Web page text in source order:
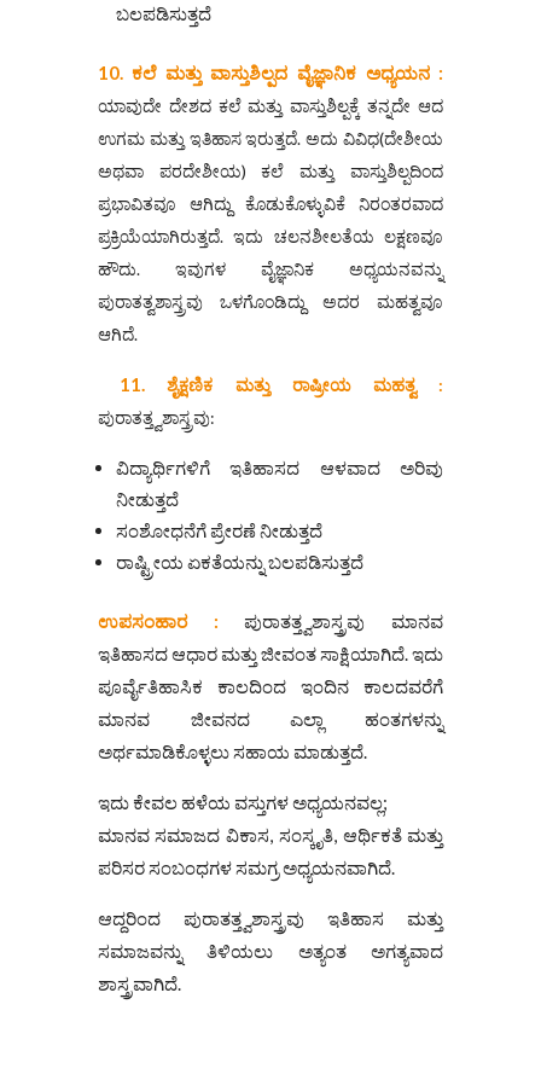
ಬಲಪಡಿಸುತ್ತದೆ
10. ಕಲೆ ಮತ್ತು ವಾಸ್ತುಶಿಲ್ಪದ ವೈಜ್ಞಾನಿಕ ಅಧ್ಯಯನ :
ಯಾವುದೇ ದೇಶದ ಕಲೆ ಮತ್ತು ವಾಸ್ತುಶಿಲ್ಪಕ್ಕೆ ತನ್ನದೇ ಆದ
ಉಗಮ ಮತ್ತು ಇತಿಹಾಸ ಇರುತ್ತದೆ. ಅದು ವಿವಿಧ(ದೇಶೀಯ
ಅಥವಾ ಪರದೇಶೀಯ) ಕಲೆ ಮತ್ತು ವಾಸ್ತುಶಿಲ್ಪದಿಂದ
ಪ್ರಭಾವಿತವೂ ಆಗಿದ್ದು ಕೊಡುಕೊಳ್ಳುವಿಕೆ ನಿರಂತರವಾದ
ಪ್ರಕ್ರಿಯೆಯಾಗಿರುತ್ತದೆ. ಇದು ಚಲನಶೀಲತೆಯ ಲಕ್ಷಣವೂ
ಹೌದು. ಇವುಗಳ ವೈಜ್ಞಾನಿಕ ಅಧ್ಯಯನವನ್ನು
ಪುರಾತತ್ವಶಾಸ್ತ್ರವು ಒಳಗೊಂಡಿದ್ದು ಅದರ ಮಹತ್ವವೂ
ಆಗಿದೆ.
11.ಶೈಕ್ಷಣಿಕ ಮತ್ತು ರಾಷ್ರೀಯ ಮಹತ್ವ :
ಪುರಾತತ್ತ್ವಶಾಸ್ತ್ರವು:
ವಿದ್ಯಾರ್ಥಿಗಳಿಗೆ ಇತಿಹಾಸದ ಆಳವಾದ ಅರಿವು
ನೀಡುತ್ತದೆ
ಸಂಶೋಧನೆಗೆ ಪ್ರೇರಣೆ ನೀಡುತ್ತದೆ
ರಾಷ್ಟ್ರೀಯ ಏಕತೆಯನ್ನು ಬಲಪಡಿಸುತ್ತದೆ
ಉಪಸಂಹಾರ :
ಪುರಾತತ್ತ್ವಶಾಸ್ತ್ರವು ಮಾನವ
ಇತಿಹಾಸದ ಆಧಾರ ಮತ್ತು ಜೀವಂತ ಸಾಕ್ಷಿಯಾಗಿದೆ. ಇದು
ಪೂರ್ವೈತಿಹಾಸಿಕ ಕಾಲದಿಂದ ಇಂದಿನ ಕಾಲದವರೆಗೆ
ಮಾನವ ಜೀವನದ ಎಲ್ಲಾ ಹಂತಗಳನ್ನು
ಅರ್ಥಮಾಡಿಕೊಳ್ಳಲು ಸಹಾಯ ಮಾಡುತ್ತದೆ.
ಇದು ಕೇವಲ ಹಳೆಯ ವಸ್ತುಗಳ ಅಧ್ಯಯನವಲ್ಲ;
ಮಾನವ ಸಮಾಜದ ವಿಕಾಸ, ಸಂಸ್ಕೃತಿ, ಆರ್ಥಿಕತೆ ಮತ್ತು
ಪರಿಸರ ಸಂಬಂಧಗಳ ಸಮಗ್ರ ಅಧ್ಯಯನವಾಗಿದೆ.
ಆದ್ದರಿಂದ ಪುರಾತತ್ತ್ವಶಾಸ್ತ್ರವು ಇತಿಹಾಸ ಮತ್ತು
ಸಮಾಜವನ್ನು ತಿಳಿಯಲು ಅತ್ಯಂತ ಅಗತ್ಯವಾದ
ಶಾಸ್ತ್ರವಾಗಿದೆ.